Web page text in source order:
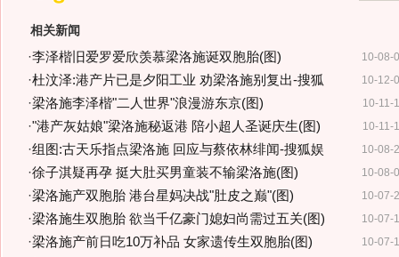
相关新闻
10-08-
·李泽楷旧爱罗爱欣羡慕梁洛施诞双胞胎(图)
10-12-
·杜汶泽:港产片已是夕阳工业 劝梁洛施别复出-搜狐
10-11-
·梁洛施李泽楷"二人世界"浪漫游东京(图)
10-11-
·"港产灰姑娘"梁洛施秘返港 陪小超人圣诞庆生(图)
10-08-
·组图:古天乐指点梁洛施 回应与蔡依林绯闻-搜狐娱
10-08-
·徐子淇疑再孕 挺大肚买男童装不输梁洛施(图)
10-07-
·梁洛施产双胞胎 港台星妈决战"肚皮之巅"(图)
10-07-
·梁洛施生双胞胎 欲当千亿豪门媳妇尚需过五关(图)
10-07-
·梁洛施产前日吃10万补品 女家遗传生双胞胎(图)